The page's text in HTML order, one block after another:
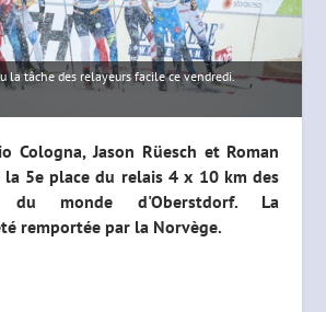
la tâche des relayeurs facile ce vendredi.
Cologna, Jason Rüesch et Roman
5e place du relais 4 x 10 km des
du monde d'Oberstdorf. La
remportée par la Norvège.